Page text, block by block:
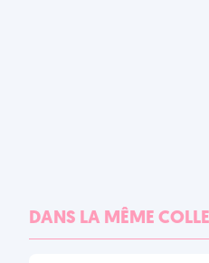
DANS LA MÊME